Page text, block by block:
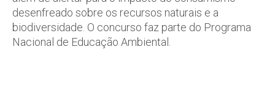
desenfreado sobre os recursos naturais e a
biodiversidade. O concurso faz parte do Programa
Nacional de Educação Ambiental.